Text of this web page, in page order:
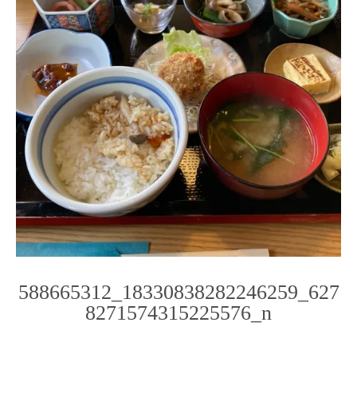
588665312_18330838282246259_627
8271574315225576_n